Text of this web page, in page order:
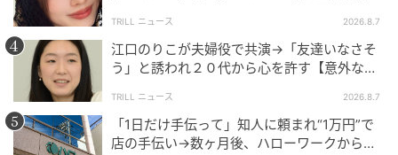
TRILL ニュース 2026.8.7
江口のりこが夫婦役で共演→「友達いなさそ
う」と誘われ２０代から心を許す【意外な親
TRILL ニュース 2026.8.7
「1日だけ手伝って」知人に頼まれ“1万円”で
店の手伝い→数ヶ月後、ハローワークから届